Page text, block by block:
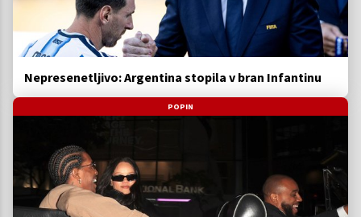
Nepresenetljivo: Argentina stopila v bran Infantinu
POPIN